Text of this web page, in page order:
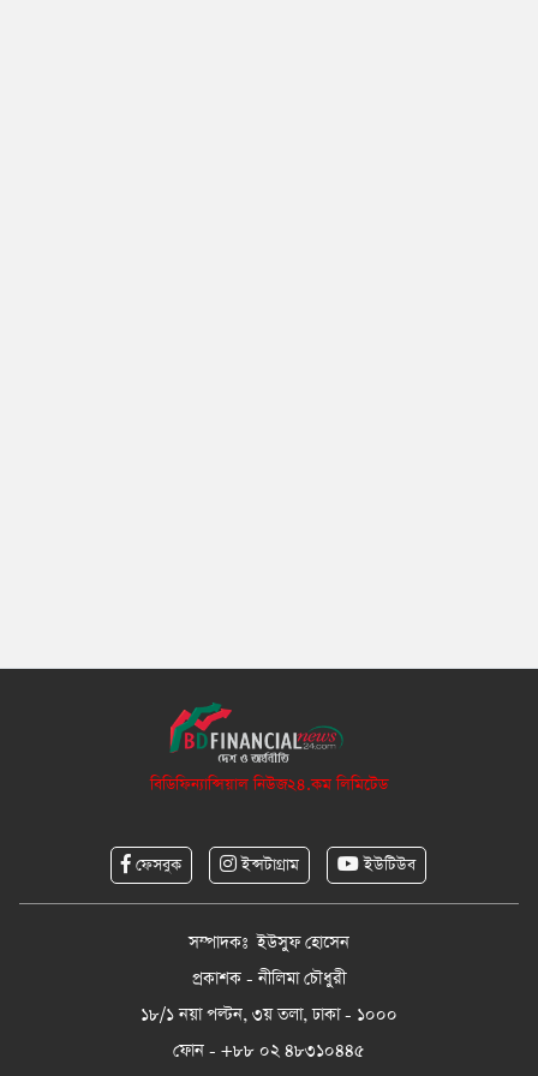
বিডিফিন্যান্সিয়াল নিউজ২৪.কম লিমিটেড
ফেসবুক ইন্সটাগ্রাম ইউটিউব
সম্পাদকঃ ইউসুফ হোসেন
প্রকাশক - নীলিমা চৌধুরী
১৮/১ নয়া পল্টন, ৩য় তলা, ঢাকা - ১০০০
ফোন - +৮৮ ০২ ৪৮৩১০৪৪৫